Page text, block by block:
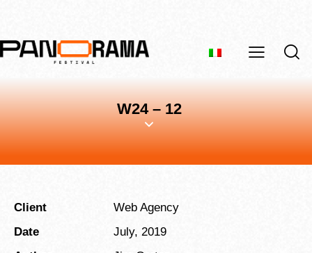
W24 – 12
Client
Web Agency
Date
July, 2019